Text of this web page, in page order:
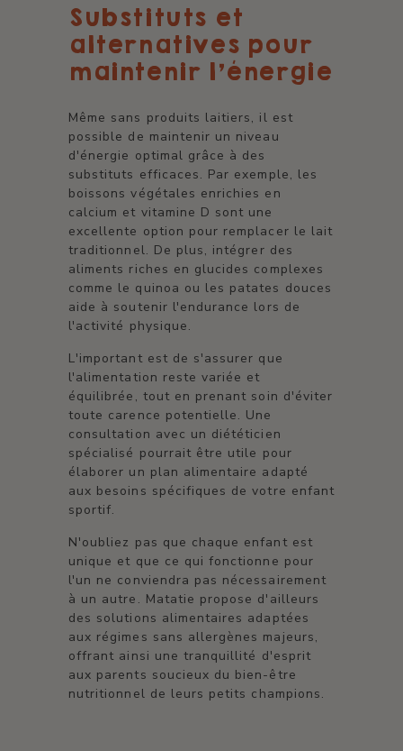
Substituts et
alternatives pour
maintenir l'énergie
Même sans produits laitiers, il est
possible de maintenir un niveau
d'énergie optimal grâce à des
substituts efficaces. Par exemple, les
boissons végétales enrichies en
calcium et vitamine D sont une
excellente option pour remplacer le lait
traditionnel. De plus, intégrer des
aliments riches en glucides complexes
comme le quinoa ou les patates douces
aide à soutenir l'endurance lors de
l'activité physique.
L'important est de s'assurer que
l'alimentation reste variée et
équilibrée, tout en prenant soin d'éviter
toute carence potentielle. Une
consultation avec un diététicien
spécialisé pourrait être utile pour
élaborer un plan alimentaire adapté
aux besoins spécifiques de votre enfant
sportif.
N'oubliez pas que chaque enfant est
unique et que ce qui fonctionne pour
l'un ne conviendra pas nécessairement
à un autre. Matatie propose d'ailleurs
des solutions alimentaires adaptées
aux régimes sans allergènes majeurs,
offrant ainsi une tranquillité d'esprit
aux parents soucieux du bien-être
nutritionnel de leurs petits champions.